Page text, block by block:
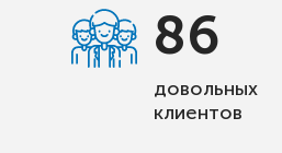
86
довольных
клиентов